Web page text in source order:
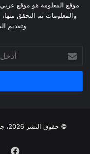
موقع المعلومة هو موقع
والمعلومات تم التحقق
وتقديم
بريدك
الإلكتروني
© حقوق النشر 2026، جميع الحقوق محفوظة |